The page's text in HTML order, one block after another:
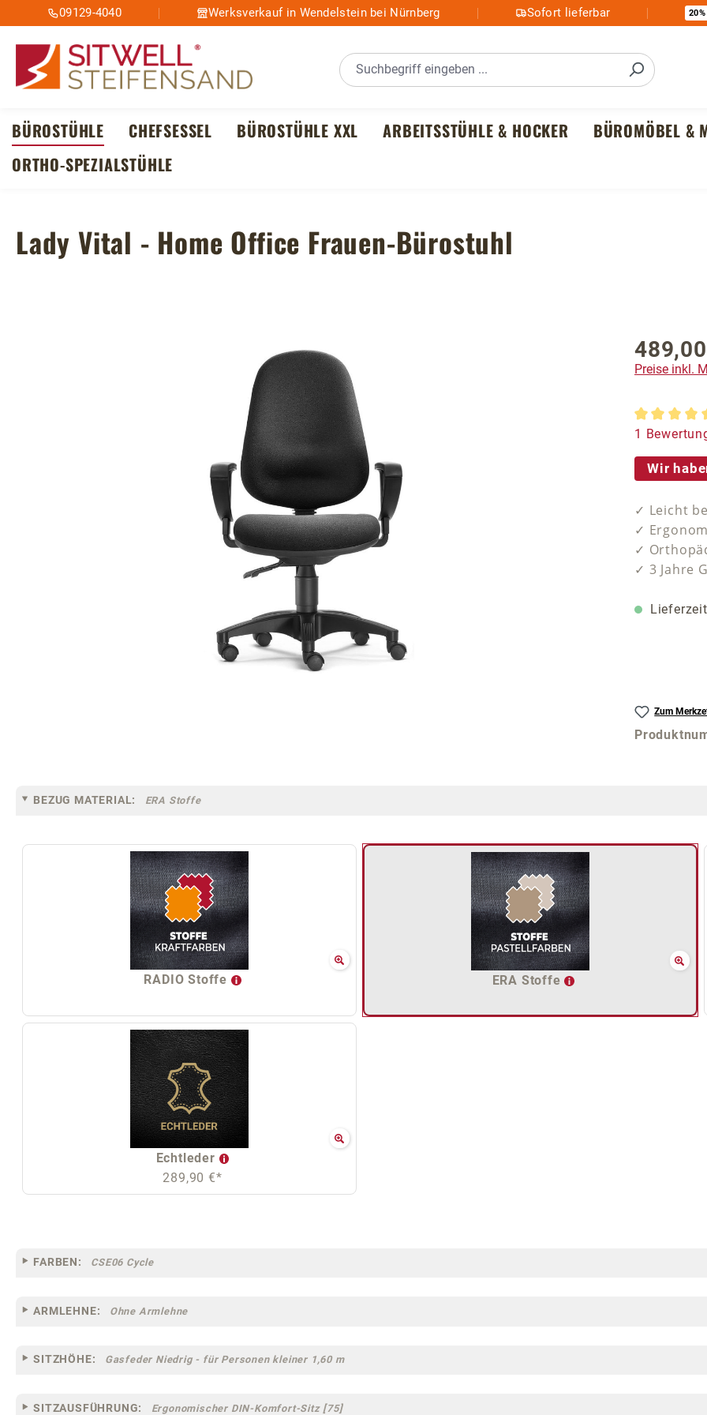
Hauptinhalt springen
Zur Suche springen
Zur Hauptnavigation springen
09129-4040 Werksverkauf in Wendelstein bei Nürnberg Sofort lieferbar 20%
BÜROSTÜHLE CHEFSESSEL BÜROSTÜHLE XXL ARBEITSSTÜHLE & HOCKER BÜROMÖBEL &
ORTHO-SPEZIALSTÜHLE
Lady Vital - Home Office Frauen-Bürostuhl
Regulärer
Preise inkl.
1
Wir
✓ Leicht
✓
✓
✓ 3 Jahre
Zum
BEZUG MATERIAL: ERA Stoffe
RADIO Stoffe ERA Stoffe
Echtleder
289,90 €*
FARBEN: CSE06 Cycle
ARMLEHNE: Ohne Armlehne
SITZHÖHE: Gasfeder Niedrig - für Personen kleiner 1,60 m
SITZAUSFÜHRUNG: Ergonomischer DIN-Komfort-Sitz [75]